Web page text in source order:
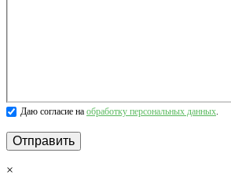
Даю согласие на обработку персональных данных.
×